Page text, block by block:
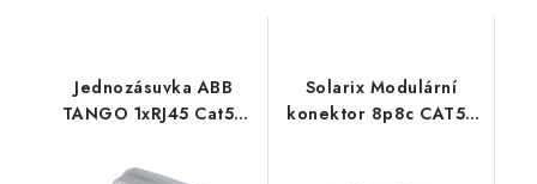
Jednozásuvka ABB
TANGO 1xRJ45 Cat5e
Solarix Modulární
konektor 8p8c CAT5E